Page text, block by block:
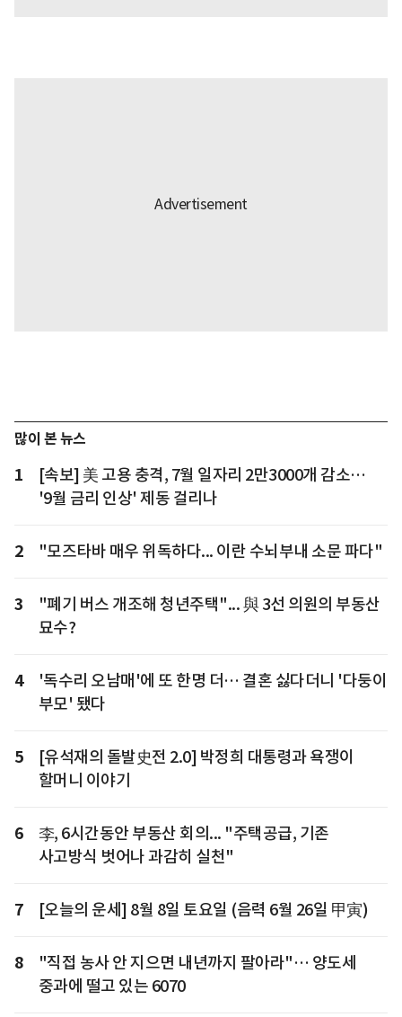
많이 본 뉴스
1
[속보] 美 고용 충격, 7월 일자리 2만3000개 감소…
'9월 금리 인상' 제동 걸리나
2 "모즈타바 매우 위독하다... 이란 수뇌부내 소문 파다"
3
"폐기 버스 개조해 청년주택"... 與 3선 의원의 부동산
묘수?
4
'독수리 오남매'에 또 한명 더… 결혼 싫다더니 '다둥이
부모' 됐다
5
[유석재의 돌발史전 2.0] 박정희 대통령과 욕쟁이
할머니 이야기
6
李, 6시간동안 부동산 회의... "주택공급, 기존
사고방식 벗어나 과감히 실천"
7 [오늘의 운세] 8월 8일 토요일 (음력 6월 26일 甲寅)
8
"직접 농사 안 지으면 내년까지 팔아라"… 양도세
중과에 떨고 있는 6070